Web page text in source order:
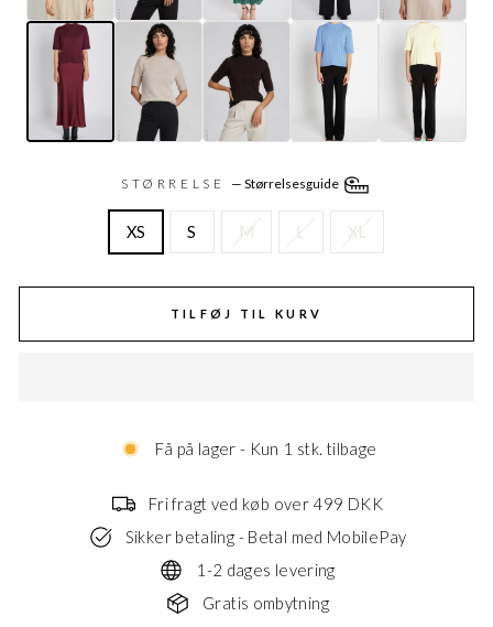
STØRRELSE — Størrelsesguide
XS S M L XL
TILFØJ TIL KURV
Få på lager - Kun 1 stk. tilbage
Fri fragt ved køb over 499 DKK
Sikker betaling - Betal med MobilePay
1-2 dages levering
Gratis ombytning